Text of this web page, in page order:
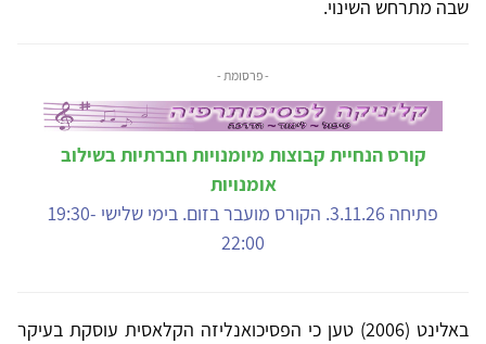
שבה מתרחש השינוי.
- פרסומת -
קורס הנחיית קבוצות מיומנויות חברתיות בשילוב
אומנויות
פתיחה 3.11.26. הקורס מועבר בזום. בימי שלישי 19:30-
22:00
באלינט (2006) טען כי הפסיכואנליזה הקלאסית עוסקת בעיקר